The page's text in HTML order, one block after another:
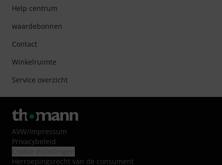
Help centrum
waardebonnen
Contact
Winkelruimte
Service overzicht
AVW/Impressum
Privacybeleid
Herroepingsrecht van de consument